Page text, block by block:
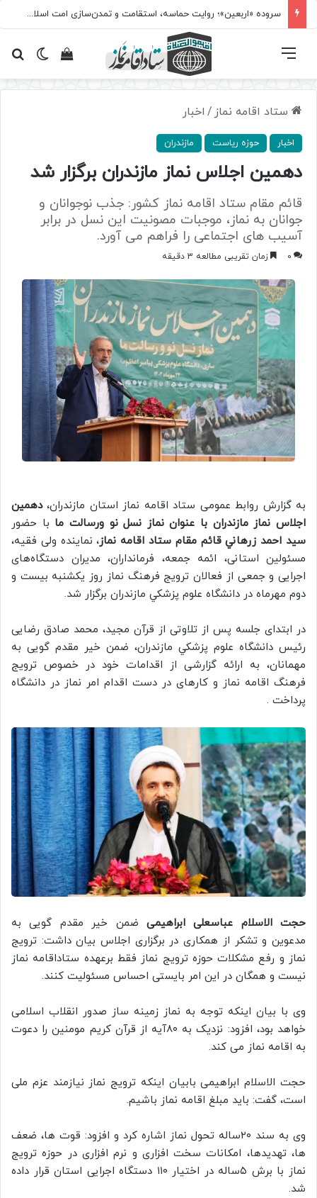
سروده‌ «اربعین»؛ روایت حماسه، استقامت و تمدن‌سازی امت اسلامی
تغییرمشاهده فهرست
ستاد اقامه نماز / اخبار
اخبار حوزه ریاست مازندران
دهمین اجلاس نماز مازندران برگزار شد
قائم مقام ستاد اقامه نماز کشور: جذب نوجوانان و
جوانان به نماز، موجبات مصونیت این نسل در برابر
آسیب های اجتماعی را فراهم می آورد.
0 زمان تقریبی مطالعه 3 دقیقه
به گزارش روابط عمومی ستاد اقامه نماز استان مازندران،دهمين
اجلاس نماز مازندران با عنوان نماز نسل نو ورسالت ما با حضور
سيد احمد زرهاني قائم مقام ستاد اقامه نماز، نماینده ولی فقیه،
مسئولین استانی، ائمه جمعه، فرمانداران، مدیران دستگاه‌های
اجرایی و جمعی از فعالان ترویج فرهنگ نماز روز يكشنبه بيست و
دوم مهرماه در دانشگاه علوم پزشكي مازندران برگزار شد.
در ابتدای جلسه پس از تلاوتی از قرآن مجید، محمد صادق رضایی
رئیس دانشگاه علوم پزشكي مازندران، ضمن خیر مقدم گویی به
مهمانان، به ارائه گزارشی از اقدامات خود در خصوص ترویج
فرهنگ اقامه نماز و کارهای در دست اقدام امر نماز در دانشگاه
پرداخت .
حجت الاسلام عباسعلی ابراهیمی ضمن خیر مقدم گویی به
مدعوین و تشکر از همکاری در برگزاری اجلاس بیان داشت: ترویج
نماز و رفع مشکلات حوزه ترویج نماز فقط برعهده ستاداقامه نماز
نیست و همگان در این امر بایستی احساس مسئولیت کنند.
وی با بیان اینکه توجه به نماز زمینه ساز صدور انقلاب اسلامی
خواهد بود، افزود: نزدیک به ۸۰آیه از قرآن کریم مومنین را دعوت
به اقامه نماز می کند.
حجت الاسلام ابراهیمی بابیان اینکه ترویج نماز نیازمند عزم ملی
است، گفت: باید مبلغ اقامه نماز باشیم.
وی به سند ۲۰ساله تحول نماز اشاره کرد و افزود: قوت ها، ضعف
ها، تهدیدها، امکانات سخت افزاری و نرم افزاری در حوزه ترویج
نماز با برش ۵ساله در اختیار ۱۱۰ دستگاه اجرایی استان قرار داده
شد.